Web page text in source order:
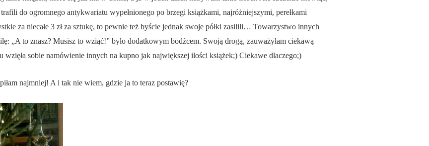
do ogromnego antykwariatu wypełnionego po brzegi książkami, najróżniejszymi, perełkami
za niecałe 3 zł za sztukę, to pewnie też byście jednak swoje półki zasilili… Towarzystwo innych
„A to znasz? Musisz to wziąć!” było dodatkowym bodźcem. Swoją drogą, zauważyłam ciekawą
wzięła sobie namówienie innych na kupno jak największej ilości książek;) Ciekawe dlaczego;)
najmniej! A i tak nie wiem, gdzie ja to teraz postawię?